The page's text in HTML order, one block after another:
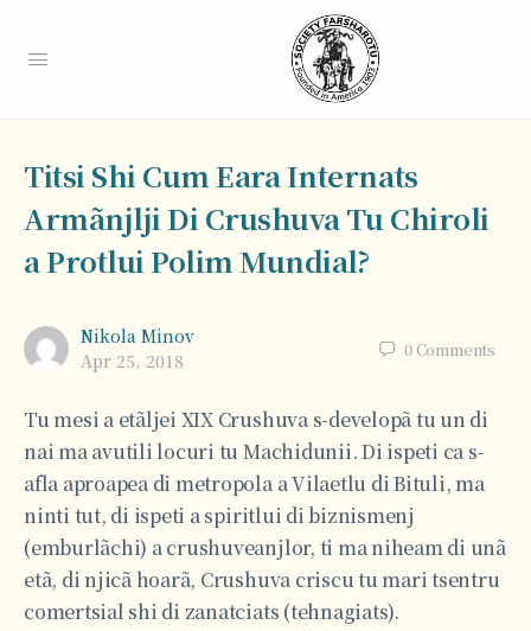
Titsi Shi Cum Eara Internats
Armãnjlji Di Crushuva Tu Chiroli
a Protlui Polim Mundial?
Nikola Minov
Apr 25, 2018
0 Comments
Tu mesi a etãljei XIX Crushuva s-developã tu un di
nai ma avutili locuri tu Machidunii. Di ispeti ca s-
afla aproapea di metropola a Vilaetlu di Bituli, ma
ninti tut, di ispeti a spiritlui di biznismenj
(emburlãchi) a crushuveanjlor, ti ma niheam di unã
etã, di njicã hoarã, Crushuva criscu tu mari tsentru
comertsial shi di zanatciats (tehnagiats).